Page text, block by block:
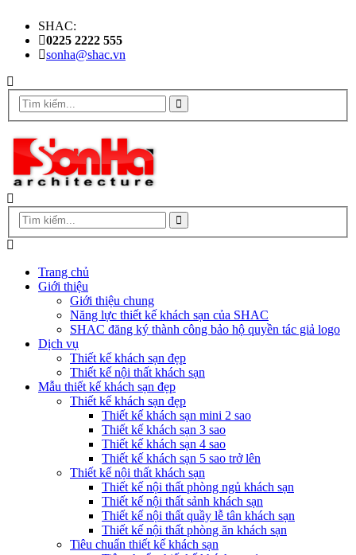
SHAC:
0225 2222 555
sonha@shac.vn
Trang chủ
Giới thiệu
Giới thiệu chung
Năng lực thiết kế khách sạn của SHAC
SHAC đăng ký thành công bảo hộ quyền tác giả logo
Dịch vụ
Thiết kế khách sạn đẹp
Thiết kế nội thất khách sạn
Mẫu thiết kế khách sạn đẹp
Thiết kế khách sạn đẹp
Thiết kế khách sạn mini 2 sao
Thiết kế khách sạn 3 sao
Thiết kế khách sạn 4 sao
Thiết kế khách sạn 5 sao trở lên
Thiết kế nội thất khách sạn
Thiết kế nội thất phòng ngủ khách sạn
Thiết kế nội thất sảnh khách sạn
Thiết kế nội thất quầy lễ tân khách sạn
Thiết kế nội thất phòng ăn khách sạn
Tiêu chuẩn thiết kế khách sạn